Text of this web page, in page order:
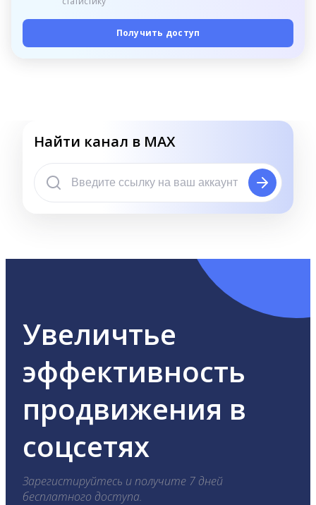
Получить доступ
Найти канал в MAX
Увеличтье
эффективность
продвижения в
соцсетях
Зарегистируйтесь и получите 7 дней
бесплатного доступа.